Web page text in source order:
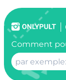
Comment